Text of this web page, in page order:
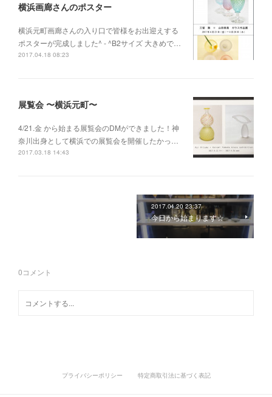
横浜画廊さんのポスター
横浜元町画廊さんの入り口で皆様をお出迎えする
ポスターが完成しました^ - ^B2サイズ 大きめで…
2017.04.18 08:23
展覧会 〜横浜元町〜
4/21.金 から始まる展覧会のDMができました！神
奈川出身として横浜での展覧会を開催したかっ…
2017.03.18 14:43
2017.04.20 23:37
今日から始まります☆
0コメント
プライバシーポリシー 特定商取引法に基づく表記